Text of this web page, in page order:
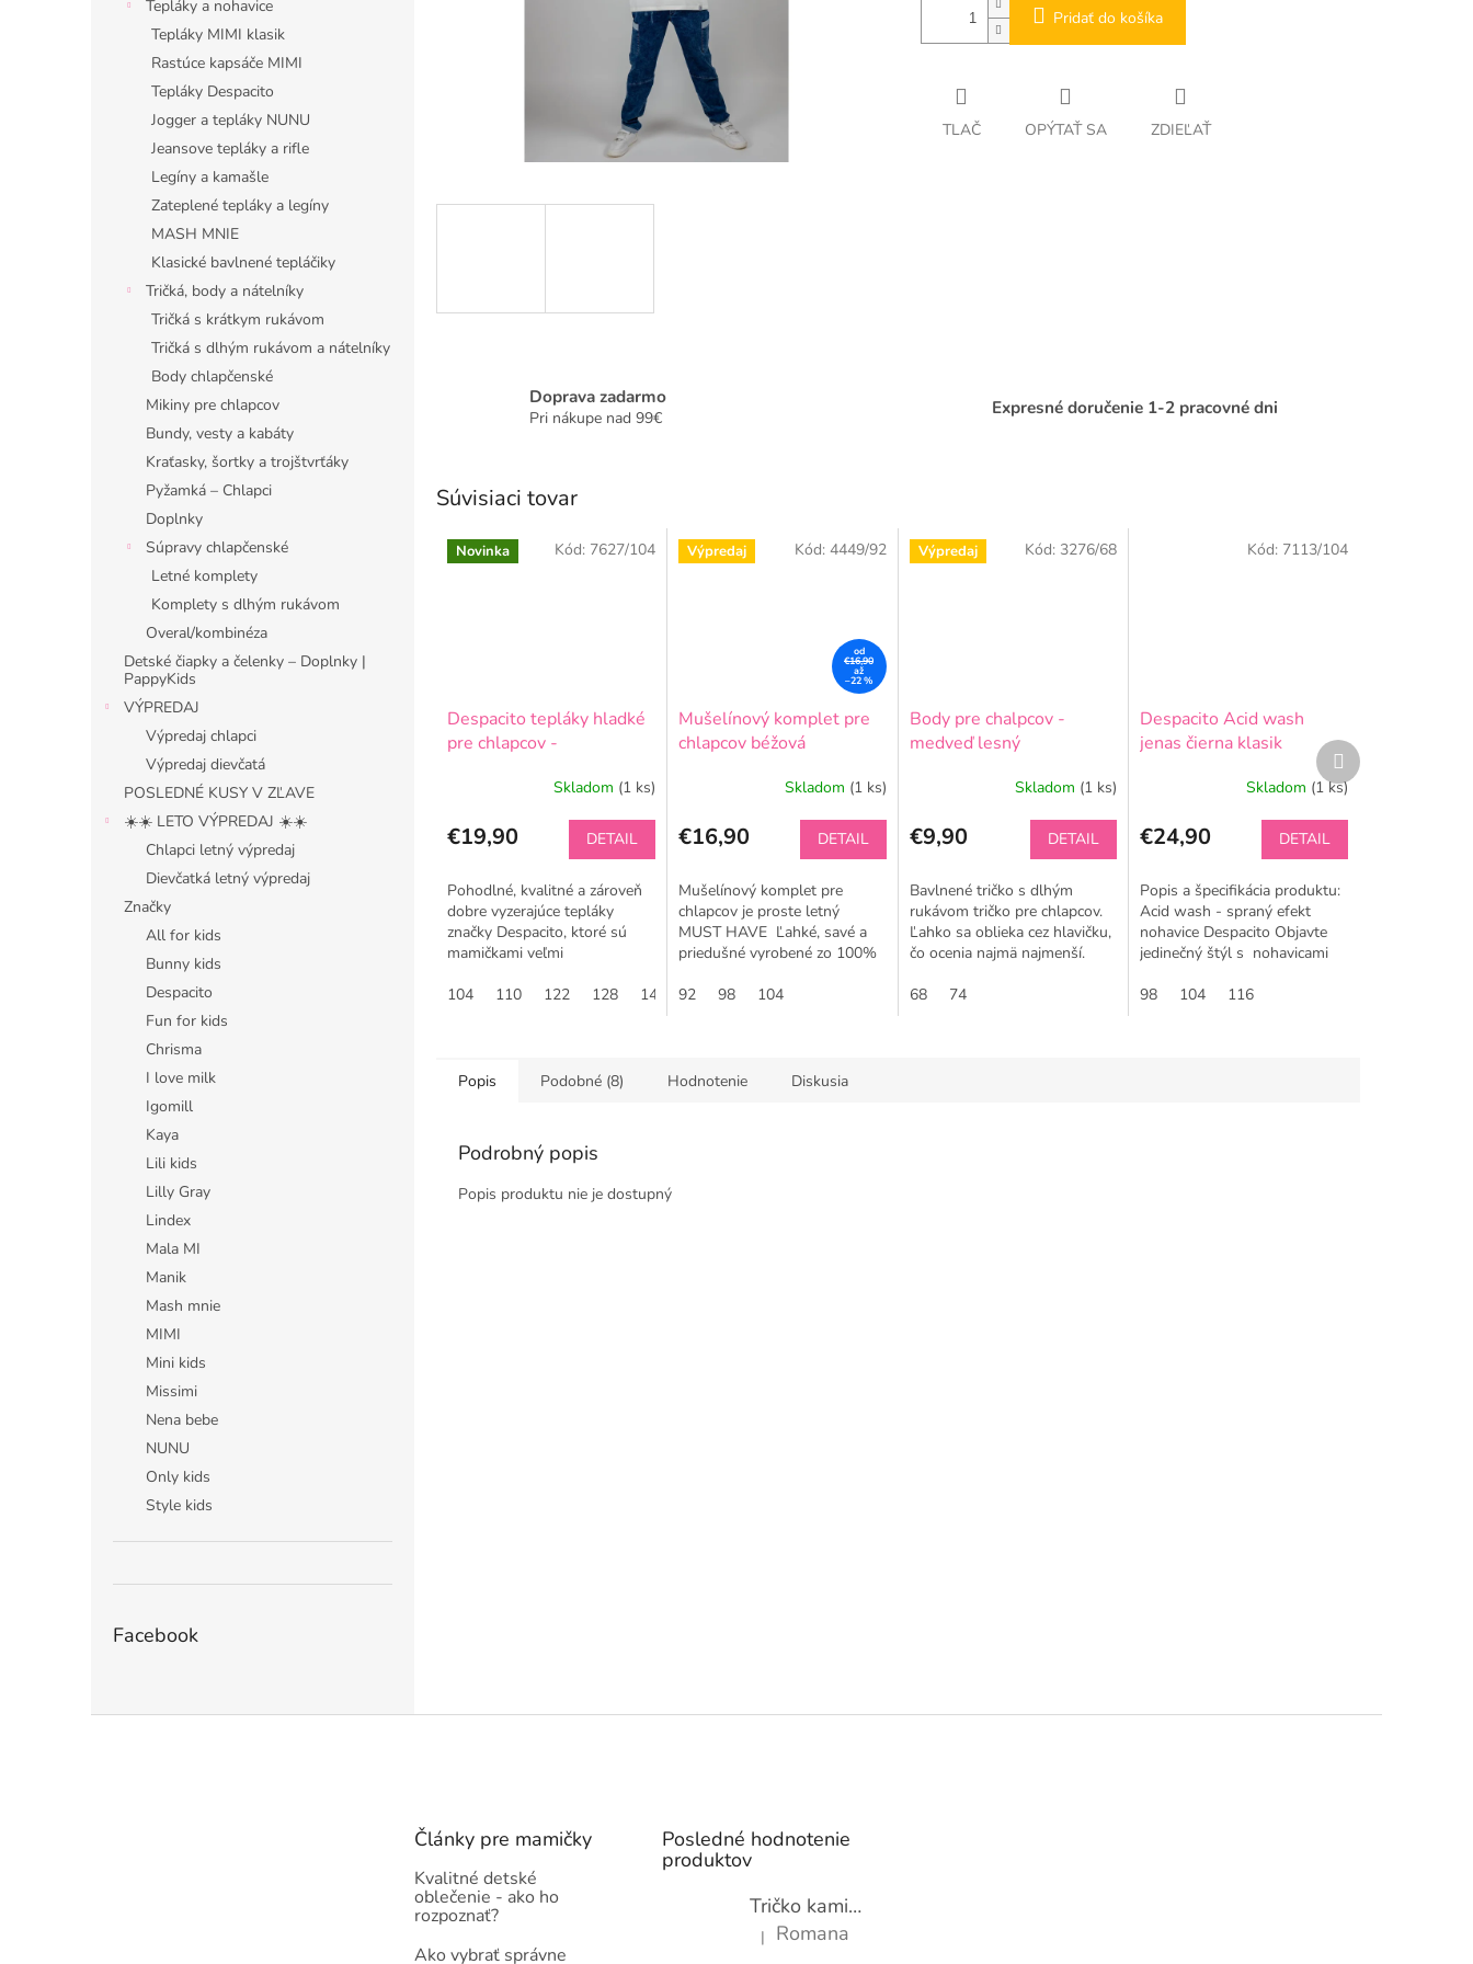
Tepláky a nohavice
Tepláky MIMI klasik
Rastúce kapsáče MIMI
Tepláky Despacito
Jogger a tepláky NUNU
Jeansove tepláky a rifle
Legíny a kamašle
Zateplené tepláky a legíny
MASH MNIE
Klasické bavlnené tepláčiky
Tričká, body a nátelníky
Tričká s krátkym rukávom
Tričká s dlhým rukávom a nátelníky
Body chlapčenské
Mikiny pre chlapcov
Bundy, vesty a kabáty
Kraťasky, šortky a trojštvrťáky
Pyžamká – Chlapci
Doplnky
Súpravy chlapčenské
Letné komplety
Komplety s dlhým rukávom
Overal/kombinéza
Detské čiapky a čelenky – Doplnky |
PappyKids
VÝPREDAJ
Výpredaj chlapci
Výpredaj dievčatá
POSLEDNÉ KUSY V ZĽAVE
☀️☀️ LETO VÝPREDAJ ☀️☀️
Chlapci letný výpredaj
Dievčatká letný výpredaj
Značky
All for kids
Bunny kids
Despacito
Fun for kids
Chrisma
I love milk
Igomill
Kaya
Lili kids
Lilly Gray
Lindex
Mala MI
Manik
Mash mnie
MIMI
Mini kids
Missimi
Nena bebe
NUNU
Only kids
Style kids
Facebook
Pridať do košíka
TLAČ OPÝTAŤ SA ZDIEĽAŤ
Doprava zadarmo
Pri nákupe nad 99€ Expresné doručenie 1-2 pracovné dni
Súvisiaci tovar
Novinka
Despacito tepláky hladké
pre chlapcov -
Skladom (1 ks)
€19,90 DETAIL
Pohodlné, kvalitné a zároveň
dobre vyzerajúce tepláky
značky Despacito, ktoré sú
mamičkami veľmi
dodáva šmrnc tomuto kúsku,
104 110 122 128 140
Kód: 7627/104 Výpredaj
od
€16,90
až
–22 %
Mušelínový komplet pre
chlapcov béžová
Skladom (1 ks)
€16,90 DETAIL
Mušelínový komplet pre
chlapcov je proste letný
MUST HAVE Ľahké, savé a
priedušné vyrobené zo 100%
letné dni, zaručí vášmu
92 98 104
Kód: 4449/92 Výpredaj
Body pre chalpcov -
medveď lesný
Skladom (1 ks)
€9,90 DETAIL
Bavlnené tričko s dlhým
rukávom tričko pre chlapcov.
Ľahko sa oblieka cez hlavičku,
čo ocenia najmä najmenší.
zaručuje kvalitný strih....
68 74
Kód: 3276/68
Despacito Acid wash
jenas čierna klasik
Skladom (1 ks)
€24,90 DETAIL
Popis a špecifikácia produktu:
Acid wash - spraný efekt
nohavice Despacito Objavte
jedinečný štýl s nohavicami
vyrobené z vysoko
98 104 116
Kód: 7113/104
Ďalší
produkt
Popis Podobné (8) Hodnotenie Diskusia
Podrobný popis
Popis produktu nie je dostupný
Články pre mamičky
Kvalitné detské
oblečenie - ako ho
rozpoznať?
Ako vybrať správne
Posledné hodnotenie
produktov
Tričko kamióny pre chlapcov - novinka (98-134)
Hodnotenie produktu je 5 z 5 hviezdičiek.
| Romana